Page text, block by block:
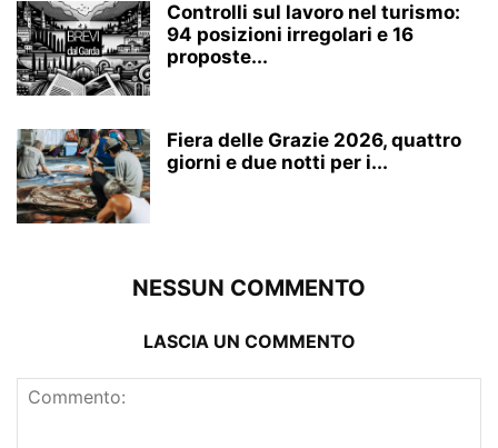
Controlli sul lavoro nel turismo:
94 posizioni irregolari e 16
proposte...
Fiera delle Grazie 2026, quattro
giorni e due notti per i...
NESSUN COMMENTO
LASCIA UN COMMENTO